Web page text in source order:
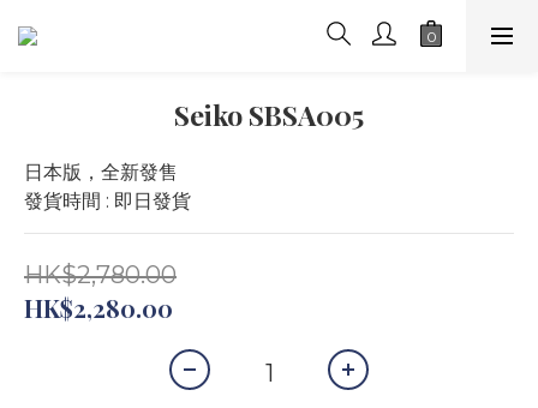
Seiko SBSA005
日本版，全新發售
發貨時間 : 即日發貨
HK$2,780.00
HK$2,280.00